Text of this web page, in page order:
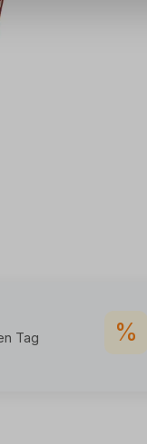
Tag
%